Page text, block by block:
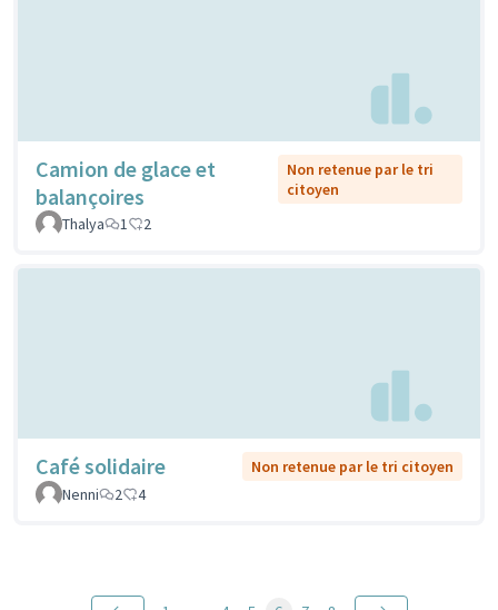
Camion de glace et
balançoires
Non retenue par le tri
citoyen
Thalya
1 2
Café solidaire
Non retenue par le tri citoyen
Nenni
2 4